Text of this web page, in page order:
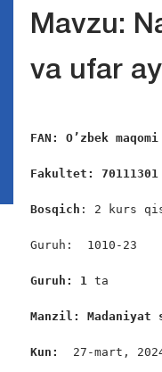
Mavzu:
va ufar
FAN: O’zbek
Fakultet:
Bosqich : 2 kurs
Guruh:  1010-23
Guruh: 1 ta
Manzil: Madaniyat
Kun: 27-mart,